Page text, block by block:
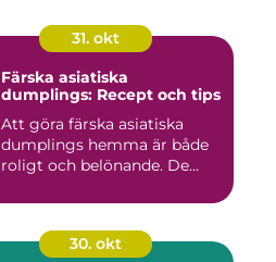
31. okt
Färska asiatiska
dumplings: Recept och tips
Att göra färska asiatiska
dumplings hemma är både
roligt och belönande. De...
30. okt